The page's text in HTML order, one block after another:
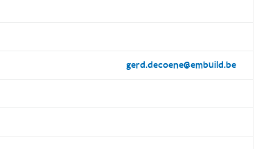
gerd.decoene@embuild.be